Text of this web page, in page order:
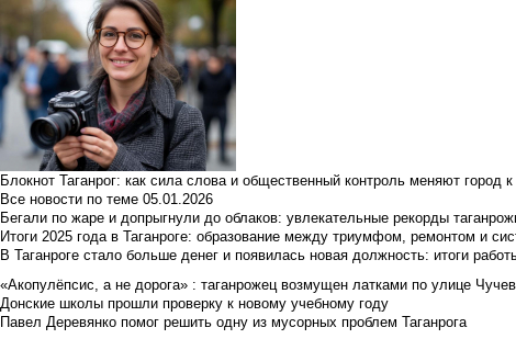
Блокнот Таганрог: как сила слова и общественный контроль меняют город
Все новости по теме 05.01.2026
Бегали по жаре и допрыгнули до облаков: увлекательные рекорды
Итоги 2025 года в Таганроге: образование между триумфом, ремонтом и
В Таганроге стало больше денег и появилась новая должность: итоги
«Акопулёпсис, а не дорога» : таганрожец возмущен латками по улице
Донские школы прошли проверку к новому учебному году
Павел Деревянко помог решить одну из мусорных проблем Таганрога